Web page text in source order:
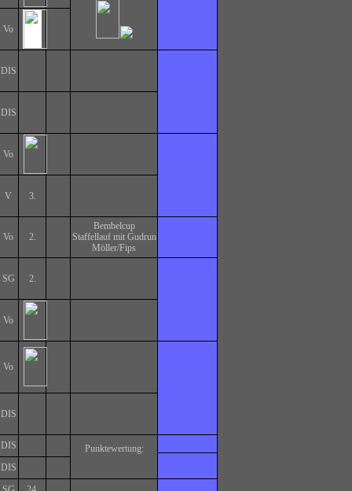
Vo
DIS
DIS
Vo
V 3.
Vo 2.
Bembelcup
Staffellauf mit Gudrun
Möller/Fips
SG 2.
Vo
Vo
DIS
DIS
Punktewertung:
DIS